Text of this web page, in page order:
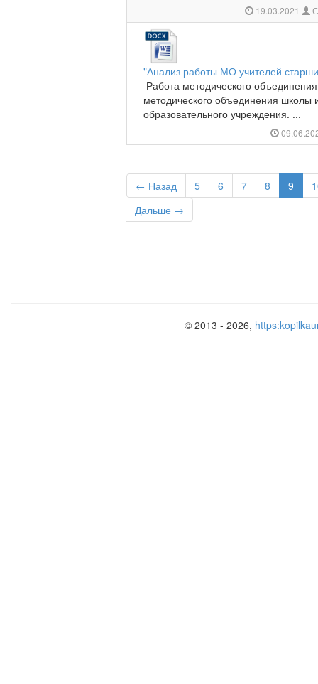
19.03.2021
"Анализ работы МО учителей
Работа методического
методического объединения
образовательного учреждения. ...
← Назад 5 6 7 8 9
Дальше →
© 2013 - 2026,